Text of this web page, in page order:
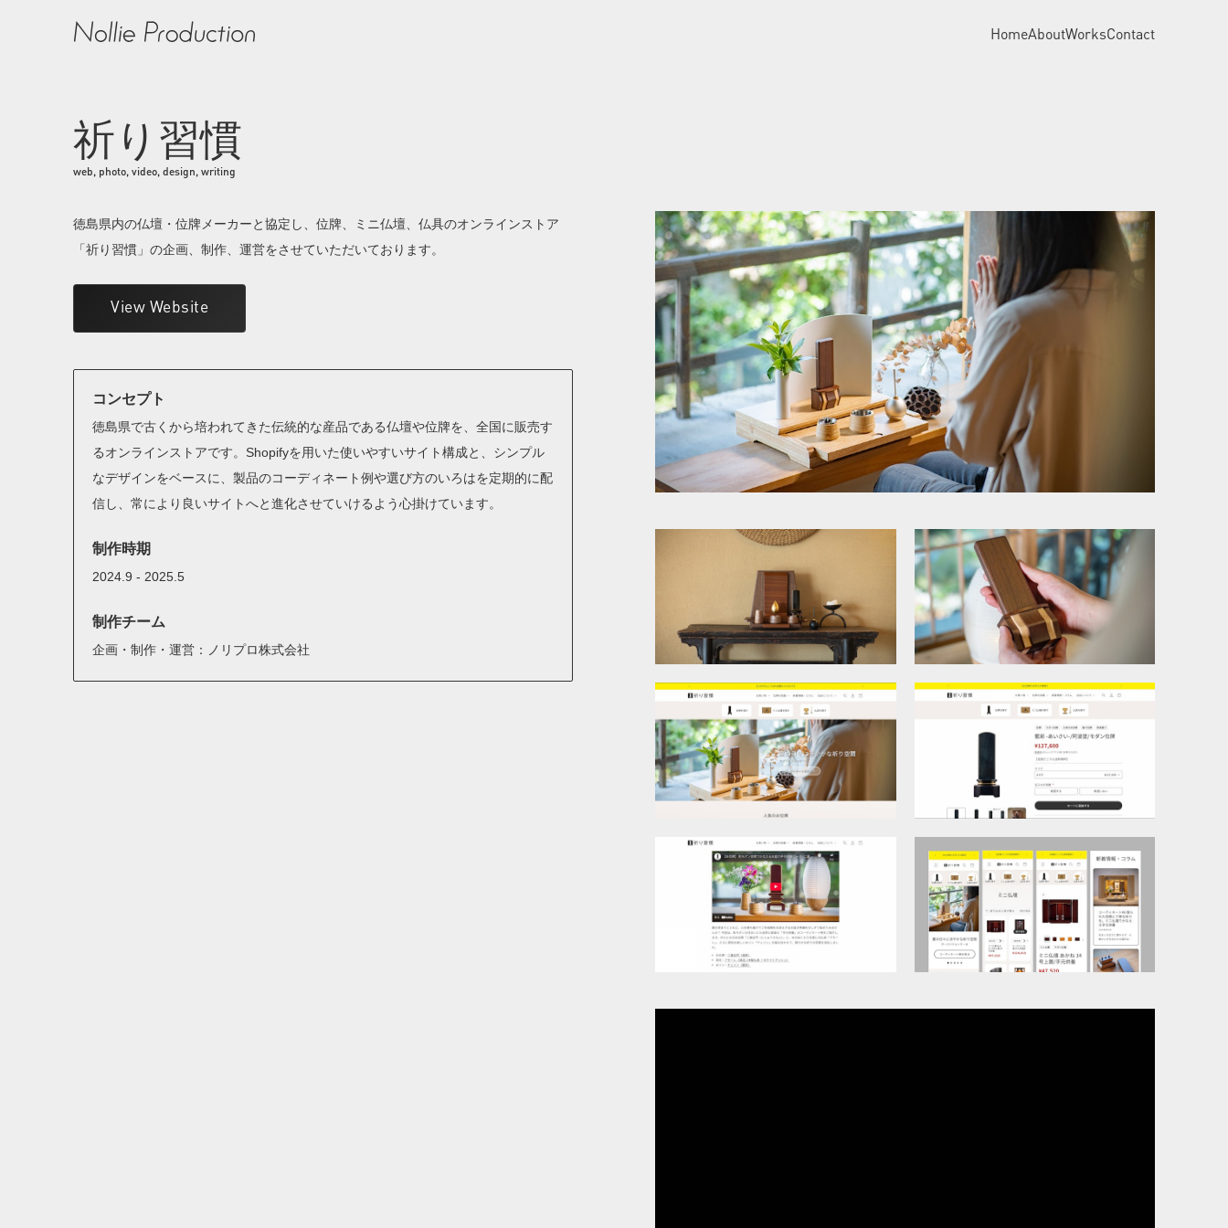
HomeAboutWorksContact
祈り習慣
web, photo, video, design, writing
徳島県内の仏壇・位牌メーカーと協定し、位牌、ミニ仏壇、仏具のオンラインストア
「祈り習慣」の企画、制作、運営をさせていただいております。
View Website
コンセプト
徳島県で古くから培われてきた伝統的な産品である仏壇や位牌を、全国に販売す
るオンラインストアです。Shopifyを用いた使いやすいサイト構成と、シンプル
なデザインをベースに、製品のコーディネート例や選び方のいろはを定期的に配
信し、常により良いサイトへと進化させていけるよう心掛けています。
制作時期
2024.9 - 2025.5
制作チーム
企画・制作・運営：ノリプロ株式会社